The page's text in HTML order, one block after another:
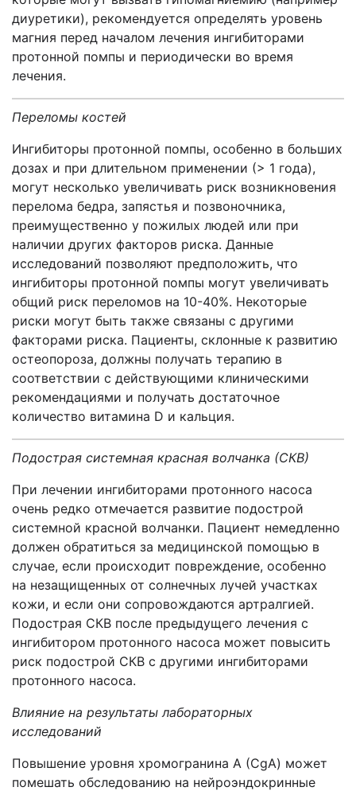
диуретики), рекомендуется определять уровень
магния перед началом лечения ингибиторами
протонной помпы и периодически во время
лечения.
Переломы костей
Ингибиторы протонной помпы, особенно в больших
дозах и при длительном применении (> 1 года),
могут несколько увеличивать риск возникновения
перелома бедра, запястья и позвоночника,
преимущественно у пожилых людей или при
наличии других факторов риска. Данные
исследований позволяют предположить, что
ингибиторы протонной помпы могут увеличивать
общий риск переломов на 10-40%. Некоторые
риски могут быть также связаны с другими
факторами риска. Пациенты, склонные к развитию
остеопороза, должны получать терапию в
соответствии с действующими клиническими
рекомендациями и получать достаточное
количество витамина D и кальция.
Подострая системная красная волчанка (СКВ)
При лечении ингибиторами протонного насоса
очень редко отмечается развитие подострой
системной красной волчанки. Пациент немедленно
должен обратиться за медицинской помощью в
случае, если происходит повреждение, особенно
на незащищенных от солнечных лучей участках
кожи, и если они сопровождаются артралгией.
Подострая СКВ после предыдущего лечения с
ингибитором протонного насоса может повысить
риск подострой СКВ с другими ингибиторами
протонного насоса.
Влияние на результаты лабораторных
исследований
Повышение уровня хромогранина А (CgA) может
помешать обследованию на нейроэндокринные